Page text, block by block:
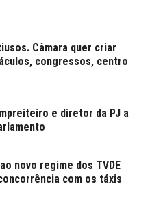
Câmara quer criar
congressos, centro
e diretor da PJ a
novo regime dos TVDE
com os táxis